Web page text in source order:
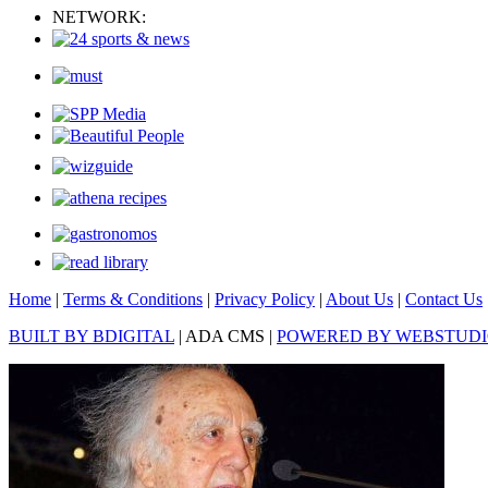
NETWORK:
Home | Terms & Conditions | Privacy Policy | About Us | Contact Us
BUILT BY BDIGITAL | ADA CMS | POWERED BY